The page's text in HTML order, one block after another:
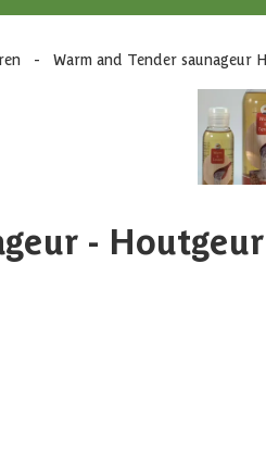
- Warm and Tender saunageur
-